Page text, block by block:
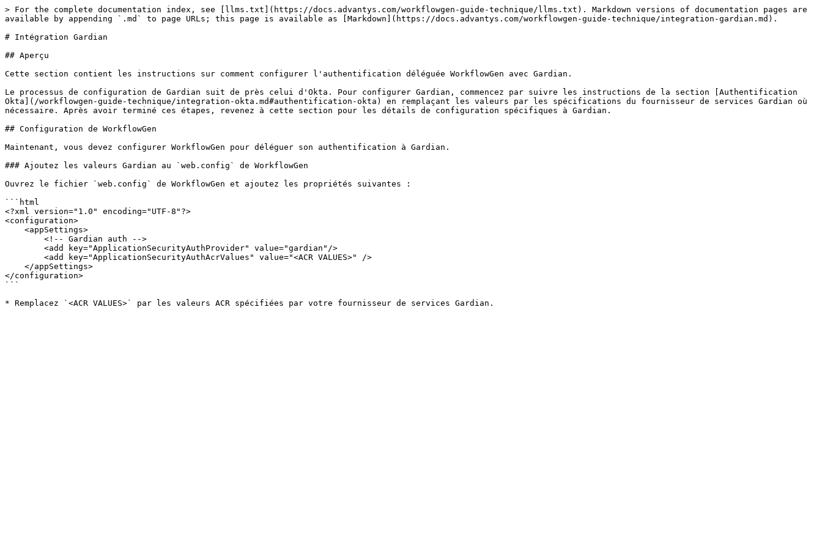
> For the complete documentation index, see [llms.txt](https://docs.advantys.com/workflowgen-guide-technique/llms.txt). Markdown versions of documentation pages are
available by appending `.md` to page URLs; this page is available as [Markdown](https://docs.advantys.com/workflowgen-guide-technique/integration-gardian.md).
# Intégration Gardian
## Aperçu
Cette section contient les instructions sur comment configurer l'authentification déléguée WorkflowGen avec Gardian.
Le processus de configuration de Gardian suit de près celui d'Okta. Pour configurer Gardian, commencez par suivre les instructions de la section [Authentification
Okta](/workflowgen-guide-technique/integration-okta.md#authentification-okta) en remplaçant les valeurs par les spécifications du fournisseur de services Gardian où
nécessaire. Après avoir terminé ces étapes, revenez à cette section pour les détails de configuration spécifiques à Gardian.
## Configuration de WorkflowGen
Maintenant, vous devez configurer WorkflowGen pour déléguer son authentification à Gardian.
### Ajoutez les valeurs Gardian au `web.config` de WorkflowGen
Ouvrez le fichier `web.config` de WorkflowGen et ajoutez les propriétés suivantes :
```html
<?xml version="1.0" encoding="UTF-8"?>
<configuration>
</configuration>
```